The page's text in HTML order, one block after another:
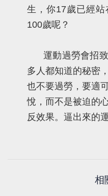
生，你17歲已經
100歲呢？
運動過勞會招
多人都知道的秘密
也不要過勞，要適
悅，而不是被迫的
反效果。逼出來的
相